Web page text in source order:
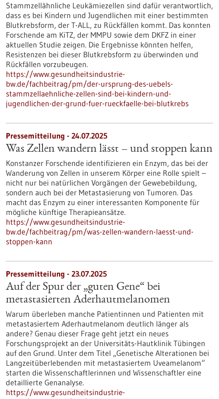
Stammzellähnliche Leukämiezellen sind dafür verantwortlich,
dass es bei Kindern und Jugendlichen mit einer bestimmten
Blutkrebsform, der T-ALL, zu Rückfällen kommt. Das konnten
Forschende am KiTZ, der MMPU sowie dem DKFZ in einer
aktuellen Studie zeigen. Die Ergebnisse könnten helfen,
Resistenzen bei dieser Blutkrebsform zu überwinden und
Rückfällen vorzubeugen.
https://www.gesundheitsindustrie-
bw.de/fachbeitrag/pm/der-ursprung-des-uebels-
stammzellaehnliche-zellen-sind-bei-kindern-und-
jugendlichen-der-grund-fuer-rueckfaelle-bei-blutkrebs
Pressemitteilung - 24.07.2025
Was Zellen wandern lässt – und stoppen kann
Konstanzer Forschende identifizieren ein Enzym, das bei der
Wanderung von Zellen in unserem Körper eine Rolle spielt –
nicht nur bei natürlichen Vorgängen der Gewebebildung,
sondern auch bei der Metastasierung von Tumoren. Das
macht das Enzym zu einer interessanten Komponente für
mögliche künftige Therapieansätze.
https://www.gesundheitsindustrie-
bw.de/fachbeitrag/pm/was-zellen-wandern-laesst-und-
stoppen-kann
Pressemitteilung - 23.07.2025
Auf der Spur der „guten Gene“ bei
metastasierten Aderhautmelanomen
Warum überleben manche Patientinnen und Patienten mit
metastasiertem Aderhautmelanom deutlich länger als
andere? Genau dieser Frage geht jetzt ein neues
Forschungsprojekt an der Universitäts-Hautklinik Tübingen
auf den Grund. Unter dem Titel „Genetische Alterationen bei
Langzeitüberlebenden mit metastasiertem Uveamelanom“
starten die Wissenschaftlerinnen und Wissenschaftler eine
detaillierte Genanalyse.
https://www.gesundheitsindustrie-